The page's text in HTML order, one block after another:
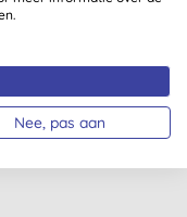
kapot.. weet niet of
Nee, pas aan